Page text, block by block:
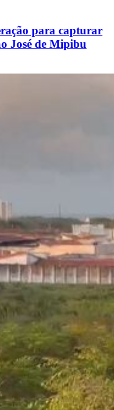
para capturar
José de Mipibu